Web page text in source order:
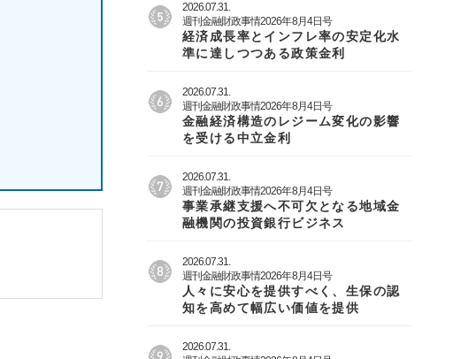
2026.07.31.
週刊金融財政事情2026年8月4日号
経済成長率とインフレ率の安定化水
準に達しつつある政策金利
2026.07.31.
週刊金融財政事情2026年8月4日号
金融経済構造のレジーム変化の影響
を受ける中立金利
2026.07.31.
週刊金融財政事情2026年8月4日号
事業承継支援へ不可欠となる地域金
融機関の投資銀行ビジネス
2026.07.31.
週刊金融財政事情2026年8月4日号
人々に安心を提供すべく、生保の認
知を高めて幅広い価値を提供
2026.07.31.